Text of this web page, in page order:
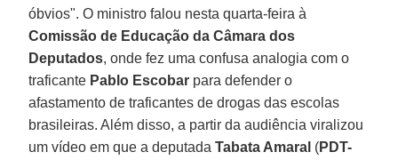
óbvios". O ministro falou nesta quarta-feira à
Comissão de Educação da Câmara dos
Deputados, onde fez uma confusa analogia com o
traficante Pablo Escobar para defender o
afastamento de traficantes de drogas das escolas
brasileiras. Além disso, a partir da audiência viralizou
um vídeo em que a deputadaTabata Amaral (PDT-